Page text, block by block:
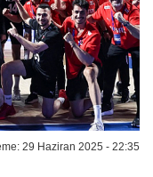
29 Haziran 2025 - 22:35